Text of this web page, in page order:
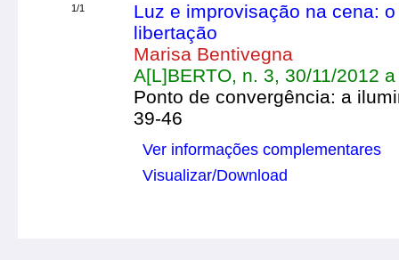
1/1
Luz e improvisação na cena:
libertação
Marisa Bentivegna
A[L]BERTO, n. 3, 30/11/2012
Ponto de convergência: a
39-46
Ver informações complementares
Visualizar/Download